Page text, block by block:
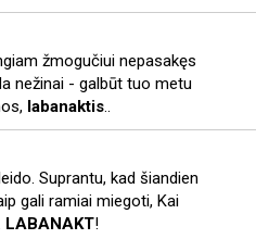
žmogučiui nepasakęs
nežinai - galbūt tuo metu
labanaktis..
Suprantu, kad šiandien
gali ramiai miegoti, Kai
LABANAKT!